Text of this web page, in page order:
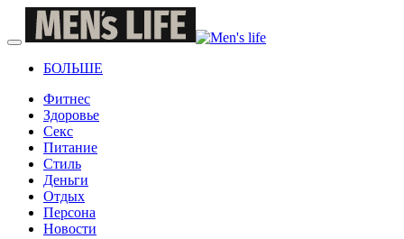
БОЛЬШЕ
Фитнес
Здоровье
Секс
Питание
Стиль
Деньги
Отдых
Персона
Новости